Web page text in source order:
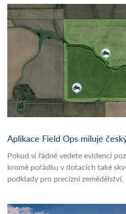
Aplikace Field Ops miluje
Pokud si řádně vedete evidenci
kromě pořádku v dotacích také
podklady pro precizní zemědělství.